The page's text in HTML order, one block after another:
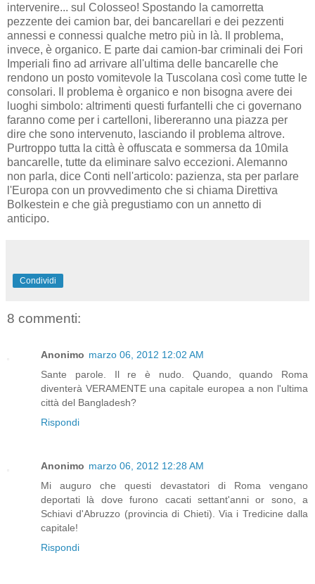
intervenire... sul Colosseo! Spostando la camorretta
pezzente dei camion bar, dei bancarellari e dei pezzenti
annessi e connessi qualche metro più in là. Il problema,
invece, è organico. E parte dai camion-bar criminali dei Fori
Imperiali fino ad arrivare all'ultima delle bancarelle che
rendono un posto vomitevole la Tuscolana così come tutte le
consolari. Il problema è organico e non bisogna avere dei
luoghi simbolo: altrimenti questi furfantelli che ci governano
faranno come per i cartelloni, libereranno una piazza per
dire che sono intervenuto, lasciando il problema altrove.
Purtroppo tutta la città è offuscata e sommersa da 10mila
bancarelle, tutte da eliminare salvo eccezioni. Alemanno
non parla, dice Conti nell'articolo: pazienza, sta per parlare
l'Europa con un provvedimento che si chiama Direttiva
Bolkestein e che già pregustiamo con un annetto di
anticipo.
Condividi
8 commenti:
Anonimo marzo 06, 2012 12:02 AM
Sante parole. Il re è nudo. Quando, quando Roma
diventerà VERAMENTE una capitale europea a non l'ultima
città del Bangladesh?
Rispondi
Anonimo marzo 06, 2012 12:28 AM
Mi auguro che questi devastatori di Roma vengano
deportati là dove furono cacati settant'anni or sono, a
Schiavi d'Abruzzo (provincia di Chieti). Via i Tredicine dalla
capitale!
Rispondi